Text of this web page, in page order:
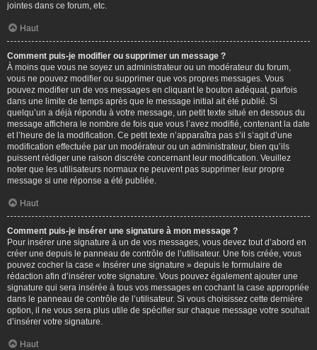
jointes dans ce forum, etc.
Haut
Comment puis-je modifier ou supprimer un message ?
À moins que vous ne soyez un administrateur ou un modérateur du forum,
vous ne pouvez modifier ou supprimer que vos propres messages. Vous
pouvez modifier un de vos messages en cliquant le bouton adéquat, parfois
dans une limite de temps après que le message initial ait été publié. Si
quelqu’un a déjà répondu à votre message, un petit texte situé en dessous du
message affichera le nombre de fois que vous l’avez modifié, contenant la date
et l’heure de la modification. Ce petit texte n’apparaîtra pas s’il s’agit d’une
modification effectuée par un modérateur ou un administrateur, bien qu’ils
puissent rédiger une raison discrète concernant leur modification. Veuillez
noter que les utilisateurs normaux ne peuvent pas supprimer leur propre
message si une réponse a été publiée.
Haut
Comment puis-je insérer une signature à mon message ?
Pour insérer une signature à un de vos messages, vous devez tout d’abord en
créer une depuis le panneau de contrôle de l’utilisateur. Une fois créée, vous
pouvez cocher la case « Insérer une signature » depuis le formulaire de
rédaction afin d’insérer votre signature. Vous pouvez également ajouter une
signature qui sera insérée à tous vos messages en cochant la case appropriée
dans le panneau de contrôle de l’utilisateur. Si vous choisissez cette dernière
option, il ne vous sera plus utile de spécifier sur chaque message votre souhait
d’insérer votre signature.
Haut